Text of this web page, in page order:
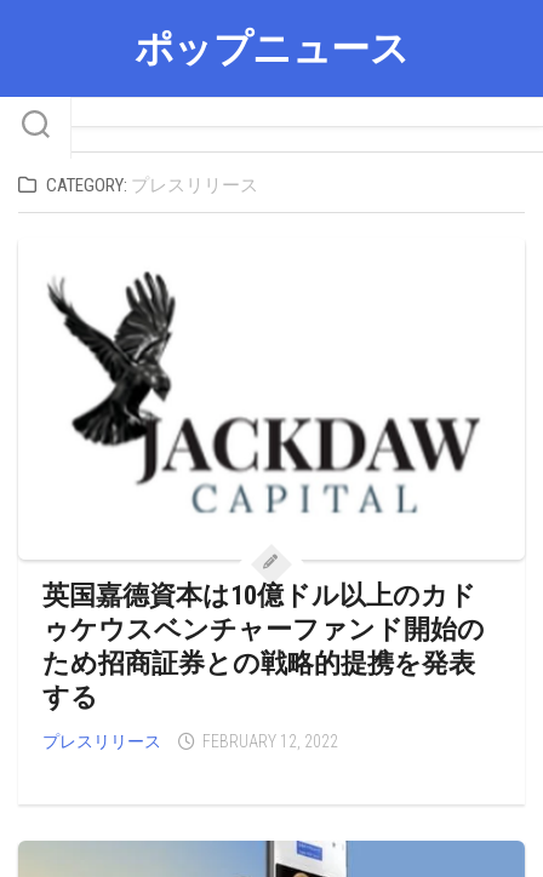
ポップニュース
CATEGORY: プレスリリース
英国嘉德資本は10億ドル以上のカド
ゥケウスベンチャーファンド開始の
ため招商証券との戦略的提携を発表
する
プレスリリース FEBRUARY 12, 2022